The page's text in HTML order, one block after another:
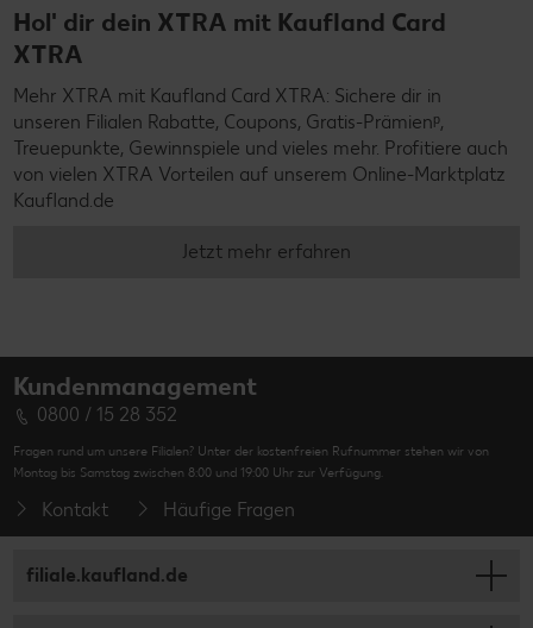
Hol' dir dein XTRA mit Kaufland Card
XTRA
Mehr XTRA mit Kaufland Card XTRA: Sichere dir in
unseren Filialen Rabatte, Coupons, Gratis-Prämienᵖ,
Treuepunkte, Gewinnspiele und vieles mehr. Profitiere auch
von vielen XTRA Vorteilen auf unserem Online-Marktplatz
Kaufland.de
Jetzt mehr erfahren
Kundenmanagement
0800 / 15 28 352
Fragen rund um unsere Filialen? Unter der kostenfreien Rufnummer stehen wir von
Montag bis Samstag zwischen 8:00 und 19:00 Uhr zur Verfügung.
Kontakt Häufige Fragen
filiale.kaufland.de